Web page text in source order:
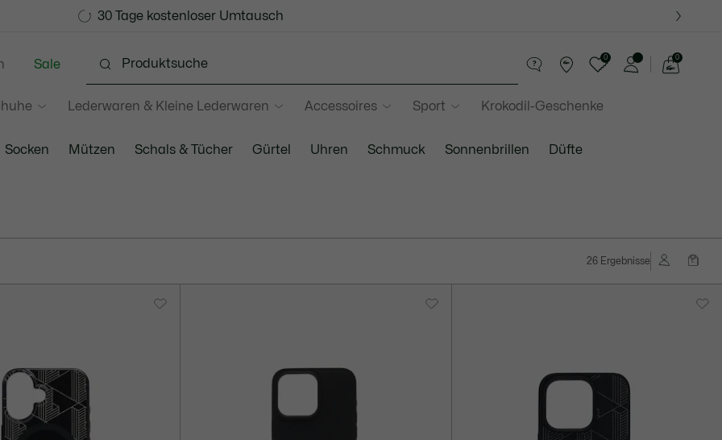
30 Tage kostenloser Umtausch
Werden Sie Lacoste Member!
Sale bis zu 50%
Lederwaren & Kleine Lederwaren Accessoires Sport Krokodil-Geschenke
Sale
0 0
Socken Mützen Schals & Tücher Gürtel Uhren Schmuck Sonnenbrillen Düfte
26 Ergebnisse